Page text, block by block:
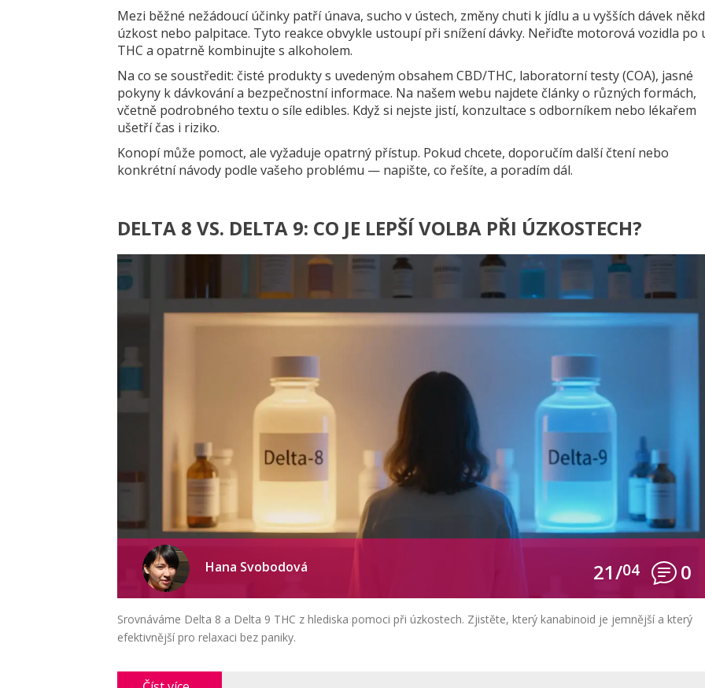
Mezi běžné nežádoucí účinky patří únava, sucho v ústech, změny chuti k jídlu a u vyšších dávek
úzkost nebo palpitace. Tyto reakce obvykle ustoupí při snížení dávky. Neřiďte motorová vozidla po
THC a opatrně kombinujte s alkoholem.
Na co se soustředit: čisté produkty s uvedeným obsahem CBD/THC, laboratorní testy (COA), jasné
pokyny k dávkování a bezpečnostní informace. Na našem webu najdete články o různých formách,
včetně podrobného textu o síle edibles. Když si nejste jistí, konzultace s odborníkem nebo lékařem
ušetří čas i riziko.
Konopí může pomoct, ale vyžaduje opatrný přístup. Pokud chcete, doporučím další čtení nebo
konkrétní návody podle vašeho problému — napište, co řešíte, a poradím dál.
DELTA 8 VS. DELTA 9: CO JE LEPŠÍ VOLBA PŘI ÚZKOSTECH?
Hana Svobodová 21/04 0
Srovnáváme Delta 8 a Delta 9 THC z hlediska pomoci při úzkostech. Zjistěte, který kanabinoid je jemnější a který
efektivnější pro relaxaci bez paniky.